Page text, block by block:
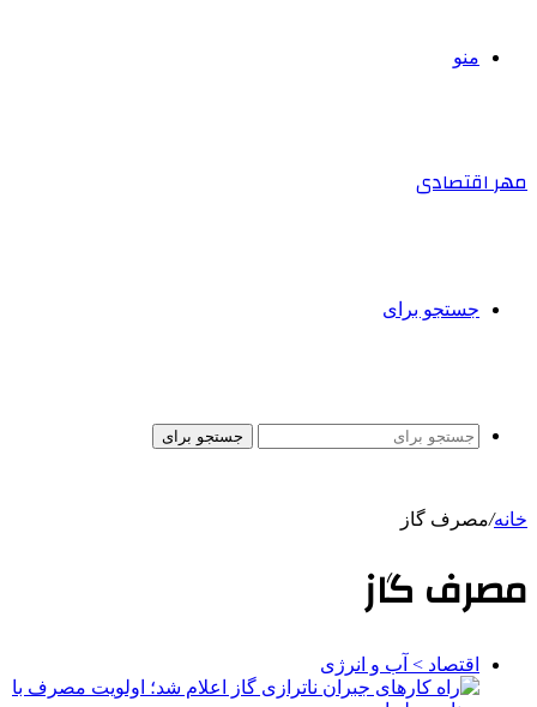
منو
مهر اقتصادی
جستجو برای
جستجو برای
خانه/مصرف گاز
مصرف گاز
اقتصاد > آب و انرژی